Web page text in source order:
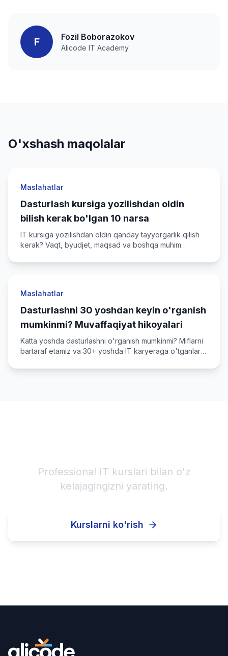
F Fozil Boborazokov
Alicode IT Academy
O'xshash maqolalar
Maslahatlar
Dasturlash kursiga yozilishdan oldin
bilish kerak bo'lgan 10 narsa
IT kursiga yozilishdan oldin qanday tayyorgarlik qilish
kerak? Vaqt, byudjet, maqsad va boshqa muhim
Maslahatlar
Dasturlashni 30 yoshdan keyin o'rganish
mumkinmi? Muvaffaqiyat hikoyalari
Katta yoshda dasturlashni o'rganish mumkinmi? Miflarni
bartaraf etamiz va 30+ yoshda IT karyeraga o'tganlar
Professional IT kurslari bilan o'z
kelajagingizni yarating.
Kurslarni ko'rish